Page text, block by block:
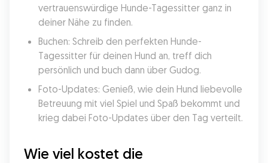
vertrauenswürdige Hunde-Tagessitter ganz in
deiner Nähe zu finden.
Buchen: Schreib den perfekten Hunde-
Tagessitter für deinen Hund an, treff dich
persönlich und buch dann über Gudog.
Foto-Updates: Genieß, wie dein Hund liebevolle
Betreuung mit viel Spiel und Spaß bekommt und
krieg dabei Foto-Updates über den Tag verteilt.
Wie viel kostet die